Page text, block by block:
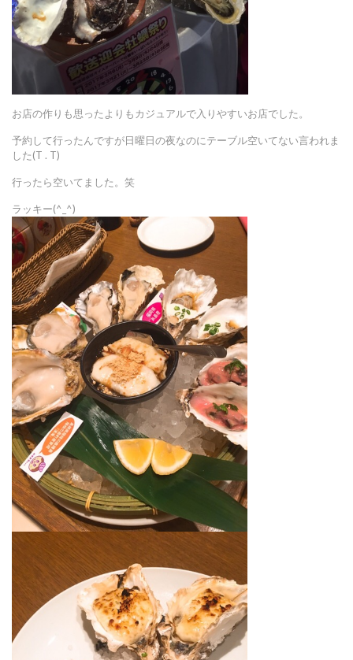
お店の作りも思ったよりもカジュアルで入りやすいお店でした。
予約して行ったんですが日曜日の夜なのにテーブル空いてない言われま
した(T . T)
行ったら空いてました。笑
ラッキー(^_^)